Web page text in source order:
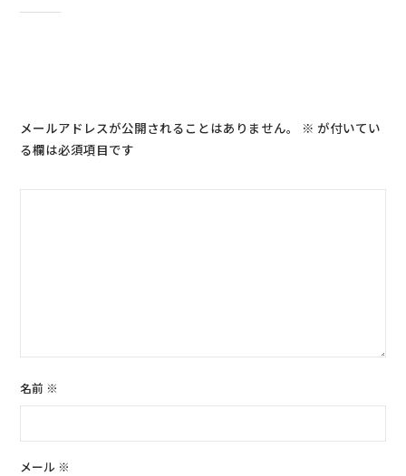
メールアドレスが公開されることはありません。 ※ が付いてい
る欄は必須項目です
名前 ※
メール ※